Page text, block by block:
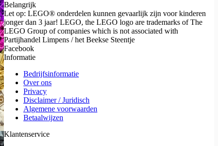
Belangrijk
Let op: LEGO® onderdelen kunnen gevaarlijk zijn voor kinderen
jonger dan 3 jaar! LEGO, the LEGO logo are trademarks of The
LEGO Group of companies which is not associated with
Partijhandel Limpens / het Beekse Steentje
Facebook
Informatie
Bedrijfsinformatie
Over ons
Privacy
Disclaimer / Juridisch
Algemene voorwaarden
Betaalwijzen
Klantenservice